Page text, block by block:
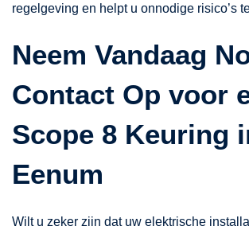
regelgeving en helpt u onnodige risico’s
Neem Vandaag
Contact Op voor
Scope 8 Keuring
Eenum
Wilt u zeker zijn dat uw elektrische